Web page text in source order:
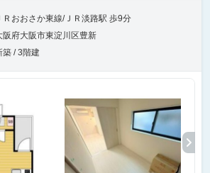
Ｒおおさか東線/ＪＲ淡路駅 歩9分
阪府大阪市東淀川区豊新
築 / 3階建